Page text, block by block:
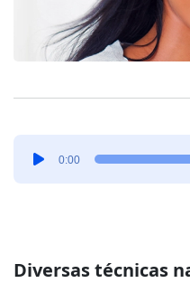
0:00
Diversas técnicas